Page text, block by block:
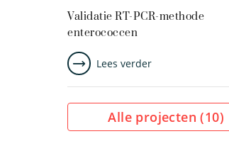
Validatie RT-PCR-methode
enterococcen
Lees verder
Alle projecten (10)